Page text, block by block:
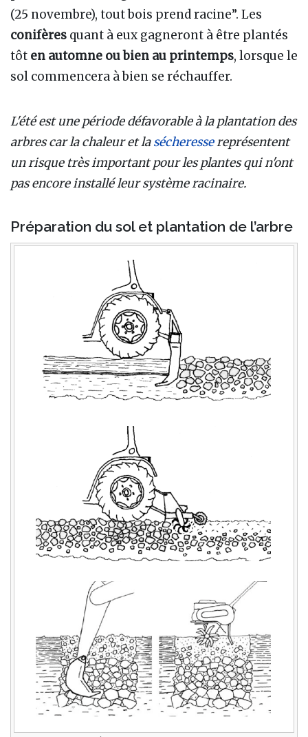
(25 novembre), tout bois prend racine”. Les
conifères quant à eux gagneront à être plantés
tôt en automne ou bien au printemps, lorsque le
sol commencera à bien se réchauffer.
L'été est une période défavorable à la plantation des
arbres car la chaleur et lasécheressereprésentent
un risque très important pour les plantes qui n'ont
pas encore installé leur système racinaire.
Préparation du sol et plantation de l’arbre